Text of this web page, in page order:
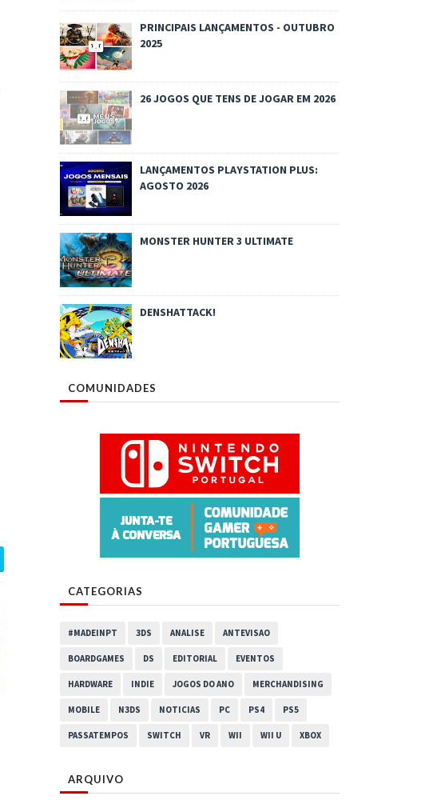
PRINCIPAIS LANÇAMENTOS - OUTUBRO
2025
26 JOGOS QUE TENS DE JOGAR EM 2026
LANÇAMENTOS PLAYSTATION PLUS:
AGOSTO 2026
MONSTER HUNTER 3 ULTIMATE
DENSHATTACK!
COMUNIDADES
CATEGORIAS
#MADEINPT 3DS ANALISE ANTEVISAO
BOARDGAMES DS EDITORIAL EVENTOS
HARDWARE INDIE JOGOS DO ANO MERCHANDISING
MOBILE N3DS NOTICIAS PC PS4 PS5
PASSATEMPOS SWITCH VR WII WII U XBOX
ARQUIVO